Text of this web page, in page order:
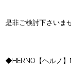
是非ご検討下さいま
◆HERNO【ヘルノ】